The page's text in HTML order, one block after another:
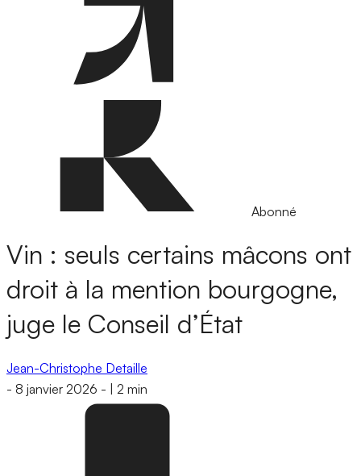
Abonné
Vin : seuls certains mâcons ont
droit à la mention bourgogne,
juge le Conseil d’État
Jean-Christophe Detaille
- 8 janvier 2026 - 2 min